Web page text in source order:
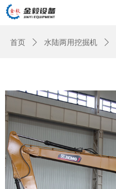
首页 ꄲ 水陆两用挖掘机 ꄲ